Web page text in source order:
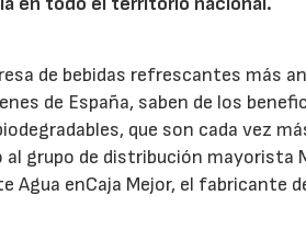
de bebidas refrescantes más
de España, saben de los
que son cada vez
al grupo de distribución mayorista
Agua enCaja Mejor, el fabricante